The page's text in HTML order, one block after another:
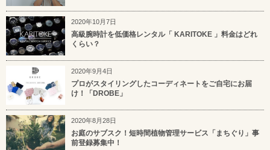
2020年10月7日
高級腕時計を低価格レンタル「 KARITOKE 」料金はどれ
くらい？
2020年9月4日
プロがスタイリングしたコーディネートをご自宅にお届
け！「DROBE」
2020年8月28日
お庭のサブスク！短時間植物管理サービス「まちぐり」事
前登録募集中！